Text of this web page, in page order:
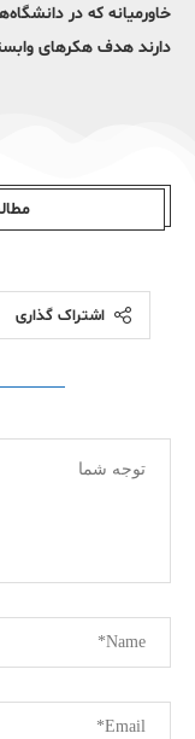
خاورمیانه که در
دارند هدف هکرهای
اشتراک گذاری